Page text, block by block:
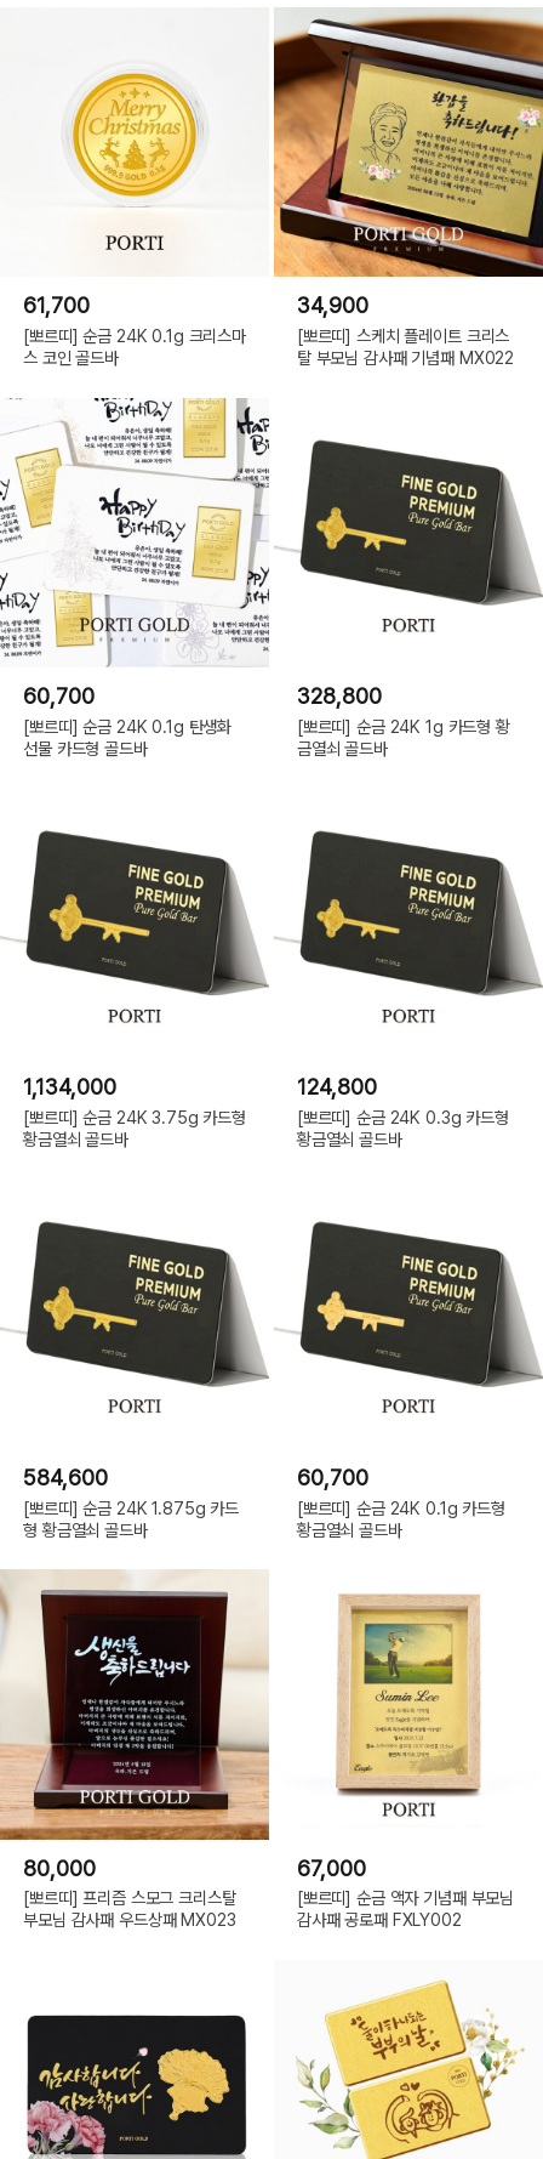
61,700
[뽀르띠] 순금 24K 0.1g 크리스마
스 코인 골드바
34,900
[뽀르띠] 스케치 플레이트 크리스
탈 부모님 감사패 기념패 MX022
60,700
[뽀르띠] 순금 24K 0.1g 탄생화
선물 카드형 골드바
328,800
[뽀르띠] 순금 24K 1g 카드형 황
금열쇠 골드바
1,134,000
[뽀르띠] 순금 24K 3.75g 카드형
황금열쇠 골드바
124,800
[뽀르띠] 순금 24K 0.3g 카드형
황금열쇠 골드바
584,600
[뽀르띠] 순금 24K 1.875g 카드
형 황금열쇠 골드바
60,700
[뽀르띠] 순금 24K 0.1g 카드형
황금열쇠 골드바
80,000
[뽀르띠] 프리즘 스모그 크리스탈
부모님 감사패 우드상패 MX023
67,000
[뽀르띠] 순금 액자 기념패 부모님
감사패 공로패 FXLY002